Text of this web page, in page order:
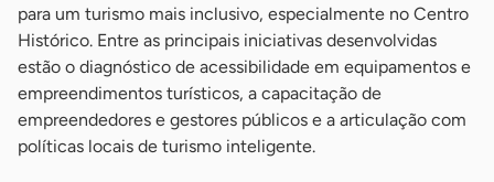
para um turismo mais inclusivo, especialmente no Centro
Histórico. Entre as principais iniciativas desenvolvidas
estão o diagnóstico de acessibilidade em equipamentos e
empreendimentos turísticos, a capacitação de
empreendedores e gestores públicos e a articulação com
políticas locais de turismo inteligente.